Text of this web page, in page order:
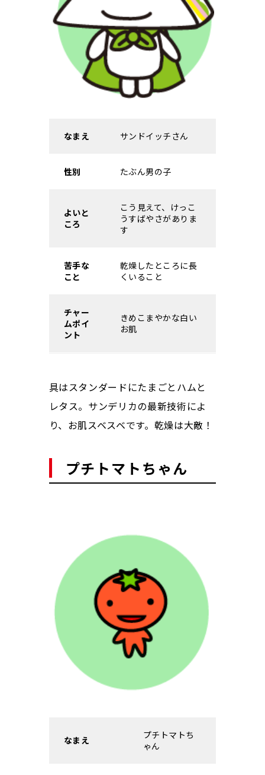
なまえ サンドイッチさん
性別 たぶん男の子
よいと
ころ
こう見えて、けっこ
うすばやさがありま
す
苦手な
こと
乾燥したところに長
くいること
チャー
ムポイ
ント
きめこまやかな白い
お肌
具はスタンダードにたまごとハムと
レタス。サンデリカの最新技術によ
り、お肌スベスベです。乾燥は大敵！
プチトマトちゃん
なまえ
プチトマトち
ゃん